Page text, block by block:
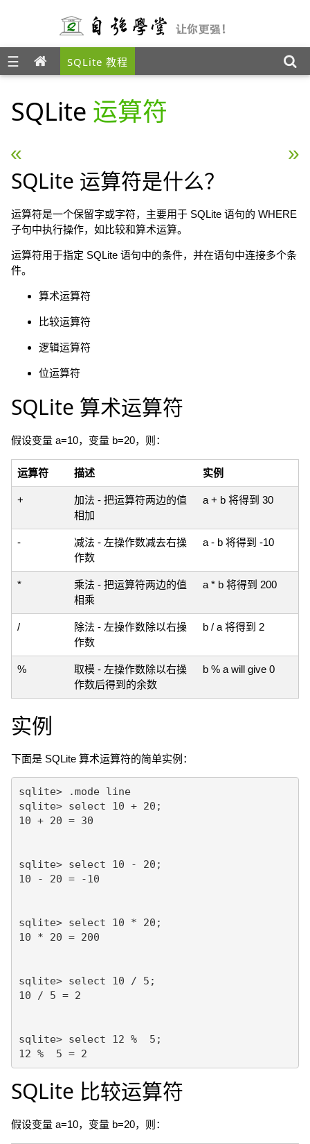
☰ SQLite 教程
SQLite 运算符
« SQLite Select 语句 SQLite 表达式 »
SQLite 运算符是什么？
运算符是一个保留字或字符，主要用于 SQLite 语句的 WHERE
子句中执行操作，如比较和算术运算。
运算符用于指定 SQLite 语句中的条件，并在语句中连接多个条
件。
算术运算符
比较运算符
逻辑运算符
位运算符
SQLite 算术运算符
假设变量 a=10，变量 b=20，则：
运算符 描述 实例
+
加法 - 把运算符两边的值
相加
a + b 将得到 30
-
减法 - 左操作数减去右操
作数
a - b 将得到 -10
*
乘法 - 把运算符两边的值
相乘
a * b 将得到 200
/
除法 - 左操作数除以右操
作数
b / a 将得到 2
%
取模 - 左操作数除以右操
作数后得到的余数
b % a will give 0
实例
下面是 SQLite 算术运算符的简单实例：
sqlite> .mode line
sqlite> select 10 + 20;
10 + 20 = 30
sqlite> select 10 - 20;
10 - 20 = -10
sqlite> select 10 * 20;
10 * 20 = 200
sqlite> select 10 / 5;
10 / 5 = 2
sqlite> select 12 %  5;
SQLite 比较运算符
假设变量 a=10，变量 b=20，则：